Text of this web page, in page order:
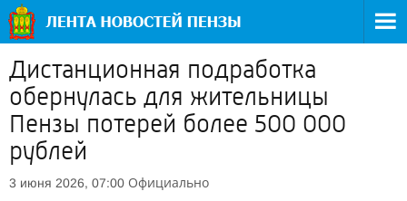
Дистанционная подработка
обернулась для жительницы
Пензы потерей более 500 000
рублей
3 июня 2026, 07:00 Официально